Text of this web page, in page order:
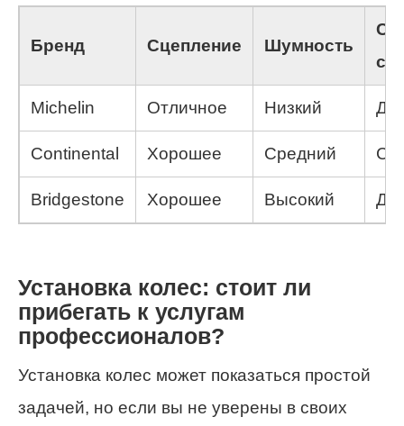
Бренд Сцепление Шумность
Michelin Отличное Низкий
Continental Хорошее Средний
Bridgestone Хорошее Высокий
Установка колес: стоит ли
прибегать к услугам
профессионалов?
Установка колес может показаться простой
задачей, но если вы не уверены в своих